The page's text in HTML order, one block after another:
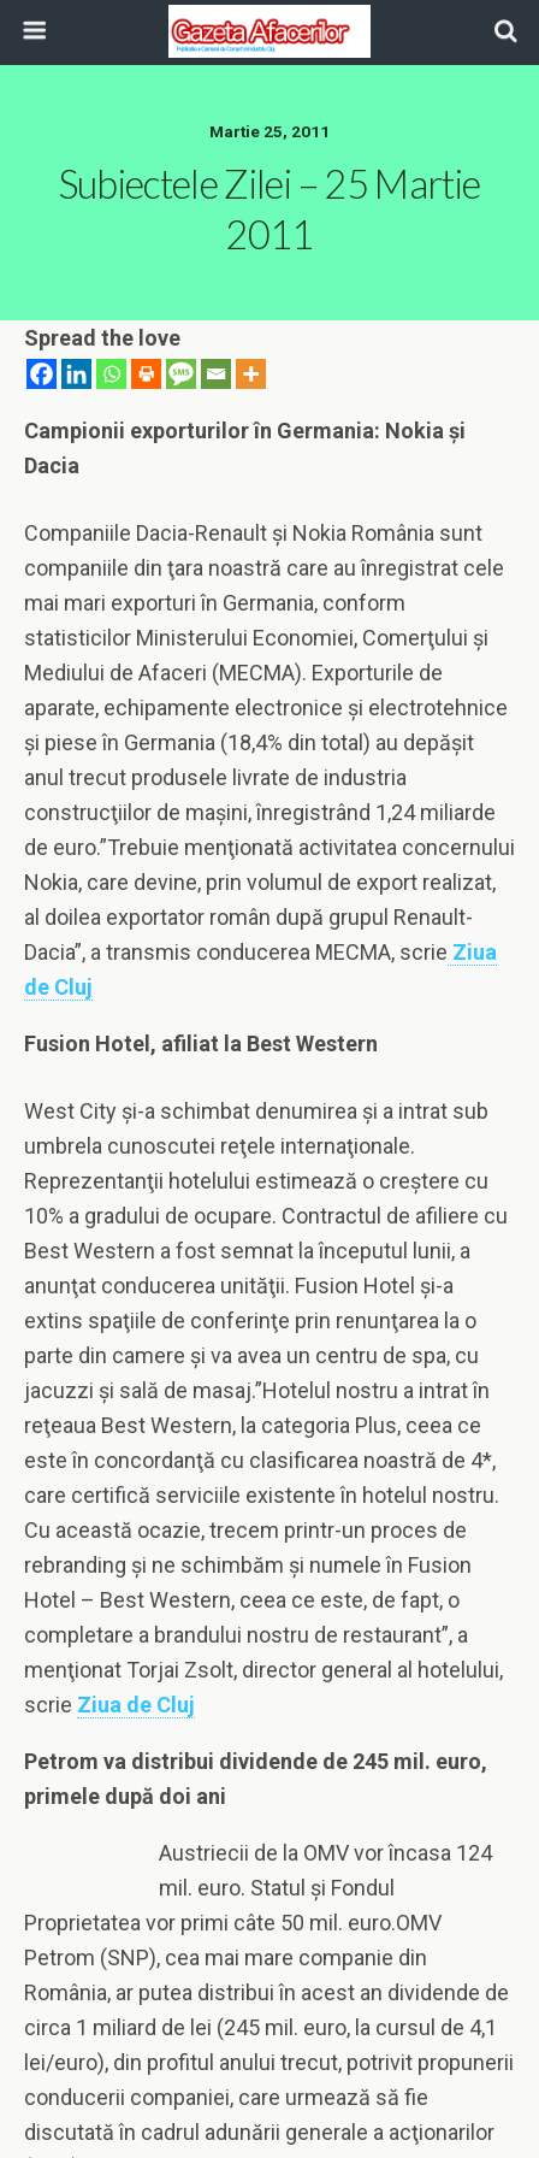
Martie 25, 2011
Subiectele Zilei – 25 Martie
2011
Spread the love
Campionii exporturilor în Germania: Nokia şi
Dacia
Companiile Dacia-Renault şi Nokia România sunt
companiile din ţara noastră care au înregistrat cele
mai mari exporturi în Germania, conform
statisticilor Ministerului Economiei, Comerţului şi
Mediului de Afaceri (MECMA). Exporturile de
aparate, echipamente electronice şi electrotehnice
şi piese în Germania (18,4% din total) au depăşit
anul trecut produsele livrate de industria
construcţiilor de maşini, înregistrând 1,24 miliarde
de euro.”Trebuie menţionată activitatea concernului
Nokia, care devine, prin volumul de export realizat,
al doilea exportator român după grupul Renault-
Dacia”, a transmis conducerea MECMA, scrie Ziua
de Cluj
Fusion Hotel, afiliat la Best Western
West City şi-a schimbat denumirea şi a intrat sub
umbrela cunoscutei reţele internaţionale.
Reprezentanţii hotelului estimează o creştere cu
10% a gradului de ocupare. Contractul de afiliere cu
Best Western a fost semnat la începutul lunii, a
anunţat conducerea unităţii. Fusion Hotel şi-a
extins spaţiile de conferinţe prin renunţarea la o
parte din camere şi va avea un centru de spa, cu
jacuzzi şi sală de masaj.”Hotelul nostru a intrat în
reţeaua Best Western, la categoria Plus, ceea ce
este în concordanţă cu clasificarea noastră de 4*,
care certifică serviciile existente în hotelul nostru.
Cu această ocazie, trecem printr-un proces de
rebranding şi ne schimbăm şi numele în Fusion
Hotel – Best Western, ceea ce este, de fapt, o
completare a brandului nostru de restaurant”, a
menţionat Torjai Zsolt, director general al hotelului,
scrie Ziua de Cluj
Petrom va distribui dividende de 245 mil. euro,
primele după doi ani
Austriecii de la OMV vor încasa 124
mil. euro. Statul şi Fondul
Proprietatea vor primi câte 50 mil. euro.OMV
Petrom (SNP), cea mai mare companie din
România, ar putea distribui în acest an dividende de
circa 1 miliard de lei (245 mil. euro, la cursul de 4,1
lei/euro), din profitul anului trecut, potrivit propunerii
conducerii companiei, care urmează să fie
discutată în cadrul adunării generale a acţionarilor